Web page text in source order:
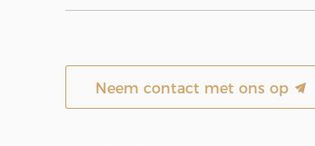
Neem contact met ons op